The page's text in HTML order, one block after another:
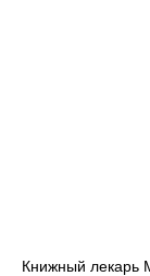
Книжный лекарь